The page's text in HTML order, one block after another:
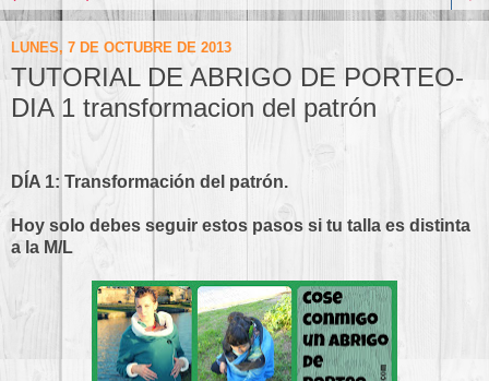
LUNES, 7 DE OCTUBRE DE 2013
TUTORIAL DE ABRIGO DE PORTEO-
DIA 1 transformacion del patrón
DÍA 1: Transformación del patrón.
Hoy solo debes seguir estos pasos si tu talla es distinta
a la M/L